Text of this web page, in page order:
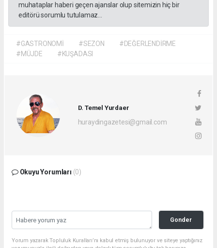
muhataplar haberi geçen ajanslar olup sitemizin hiç bir
editörü sorumlu tutulamaz...
#GASTRONOMİ #SEZON
#DEĞERLENDİRME
#MÜJDE
#KUŞADASI
D. Temel Yurdaer
huraydingazetesi@gmail.com
Okuyu Yorumları (0)
Gonder
Yorum yazarak Topluluk Kuralları’nı kabul etmiş bulunuyor ve siteye yaptığınız